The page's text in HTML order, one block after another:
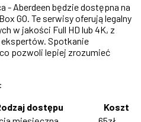
- Aberdeen będzie dostępna na
GO. Te serwisy oferują legalny
w jakości Full HD lub 4K, z
Spotkanie
pozwoli lepiej zrozumieć
dostępu
Koszt